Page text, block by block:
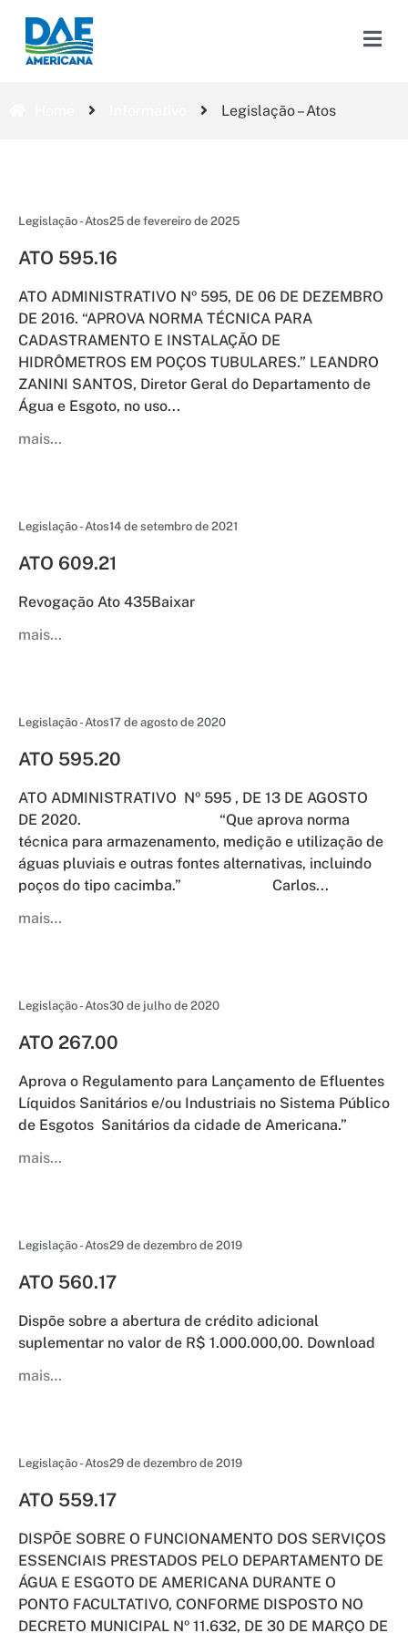
Legislação – Atos
Legislação - Atos25 de fevereiro de 2025
ATO 595.16
ATO ADMINISTRATIVO Nº 595, DE 06 DE DEZEMBRO
DE 2016. “APROVA NORMA TÉCNICA PARA
CADASTRAMENTO E INSTALAÇÃO DE
HIDRÔMETROS EM POÇOS TUBULARES.” LEANDRO
ZANINI SANTOS, Diretor Geral do Departamento de
Água e Esgoto, no uso...
mais…
Legislação - Atos14 de setembro de 2021
ATO 609.21
Revogação Ato 435Baixar
mais…
Legislação - Atos17 de agosto de 2020
ATO 595.20
ATO ADMINISTRATIVO Nº 595 , DE 13 DE AGOSTO
DE 2020. “Que aprova norma
técnica para armazenamento, medição e utilização de
águas pluviais e outras fontes alternativas, incluindo
poços do tipo cacimba.” Carlos...
mais…
Legislação - Atos30 de julho de 2020
ATO 267.00
Aprova o Regulamento para Lançamento de Efluentes
Líquidos Sanitários e/ou Industriais no Sistema Público
de Esgotos Sanitários da cidade de Americana.”
mais…
Legislação - Atos29 de dezembro de 2019
ATO 560.17
Dispõe sobre a abertura de crédito adicional
suplementar no valor de R$ 1.000.000,00. Download
mais…
Legislação - Atos29 de dezembro de 2019
ATO 559.17
DISPÕE SOBRE O FUNCIONAMENTO DOS SERVIÇOS
ESSENCIAIS PRESTADOS PELO DEPARTAMENTO DE
ÁGUA E ESGOTO DE AMERICANA DURANTE O
PONTO FACULTATIVO, CONFORME DISPOSTO NO
DECRETO MUNICIPAL Nº 11.632, DE 30 DE MARÇO DE